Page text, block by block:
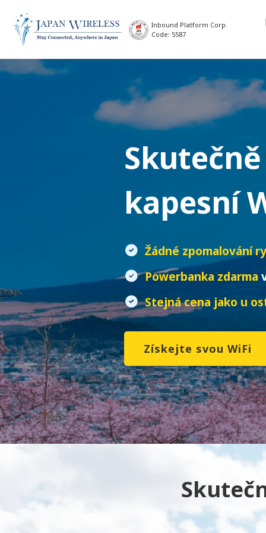
Inbound Platform Corp.
Code: 5587
kapesní
Žádné zpomalování
Powerbanka zdarma
Stejná cena jako u
Získejte svou WiFi